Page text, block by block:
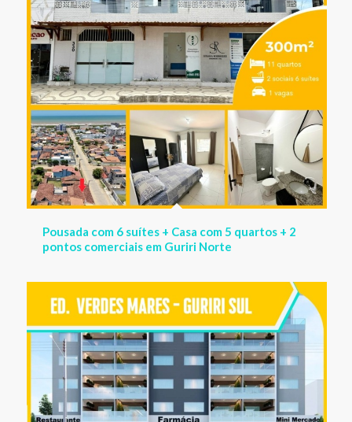
Ed. Verdes Mares – Apartamentos com vista para
o mar em Guriri